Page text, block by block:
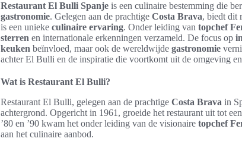
Restaurant El Bulli Spanje is een culinaire bestemming die
gastronomie. Gelegen aan de prachtige Costa Brava, biedt dit
is een unieke culinaire ervaring. Onder leiding van topchef
sterren en internationale erkenningen verzameld. De focus op
keuken beïnvloed, maar ook de wereldwijde gastronomie
achter El Bulli en de inspiratie die voortkomt uit de omgeving
Wat is Restaurant El Bulli?
Restaurant El Bulli, gelegen aan de prachtige Costa Brava in
achtergrond. Opgericht in 1961, groeide het restaurant uit tot
’80 en ’90 kwam het onder leiding van de visionaire topchef
aan het culinaire aanbod.